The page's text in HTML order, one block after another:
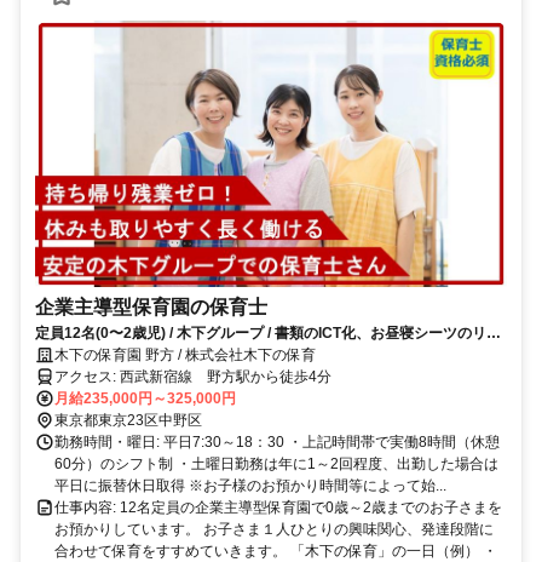
企業主導型保育園の保育士
定員12名(0〜2歳児) / 木下グループ / 書類のICT化、お昼寝シーツのリー
ス、おむつサブスクなどで負担軽減！
木下の保育園 野方 / 株式会社木下の保育
アクセス: 西武新宿線 野方駅から徒歩4分
月給235,000円～325,000円
東京都東京23区中野区
勤務時間・曜日: 平日7:30～18：30 ・上記時間帯で実働8時間（休憩
60分）のシフト制 ・土曜日勤務は年に1～2回程度、出勤した場合は
平日に振替休日取得 ※お子様のお預かり時間等によって始...
仕事内容: 12名定員の企業主導型保育園で0歳～2歳までのお子さまを
お預かりしています。 お子さま１人ひとりの興味関心、発達段階に
合わせて保育をすすめていきます。 「木下の保育」の一日（例） ・